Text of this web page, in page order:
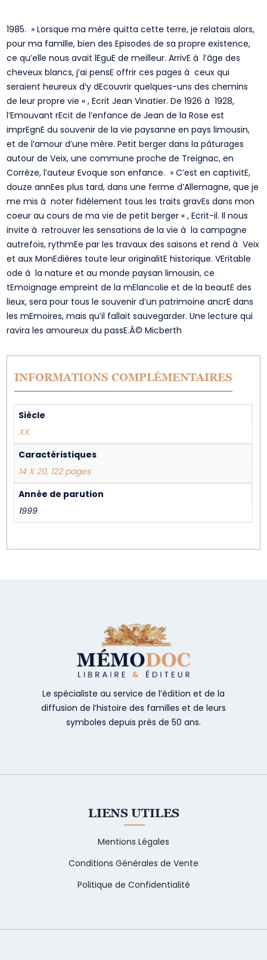
1985. » Lorsque ma mère quitta cette terre, je relatais alors,
pour ma famille, bien des Episodes de sa propre existence,
ce qu’elle nous avait lEguE de meilleur. ArrivE à l’âge des
cheveux blancs, j’ai pensE offrir ces pages à ceux qui
seraient heureux d’y dEcouvrir quelques-uns des chemins
de leur propre vie « , Ecrit Jean Vinatier. De 1926 à 1928,
l’Emouvant rEcit de l’enfance de Jean de la Rose est
imprEgnE du souvenir de la vie paysanne en pays limousin,
et de l’amour d’une mère. Petit berger dans la pâturages
autour de Veix, une commune proche de Treignac, en
Corrèze, l’auteur Evoque son enfance. » C’est en captivitE,
douze annEes plus tard, dans une ferme d’Allemagne, que je
me mis à noter fidèlement tous les traits gravEs dans mon
coeur au cours de ma vie de petit berger « , Ecrit-il. Il nous
invite à retrouver les sensations de la vie à la campagne
autrefois, rythmEe par les travaux des saisons et rend à Veix
et aux MonEdières toute leur originalitE historique. VEritable
ode à la nature et au monde paysan limousin, ce
tEmoignage empreint de la mElancolie et de la beautE des
lieux, sera pour tous le souvenir d’un patrimoine ancrE dans
les mEmoires, mais qu’il fallait sauvegarder. Une lecture qui
ravira les amoureux du passE.Â© Micberth
INFORMATIONS COMPLÉMENTAIRES
Siècle
XX
Caractéristiques
14 X 20, 122 pages
Année de parution
1999
Le spécialiste au service de l’édition et de la
diffusion de l’histoire des familles et de leurs
symboles depuis près de 50 ans.
LIENS UTILES
Mentions Légales
Conditions Générales de Vente
Politique de Confidentialité